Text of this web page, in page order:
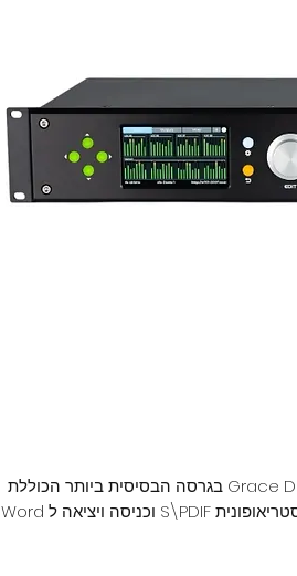
ממשק האודיו M701 של חברת Grace Design בגרסה הבסיסית ביותר הכוללת
8 כניסות ויציאות AES, כניסה ויציאה סטריאופונית S\PDIF וכניסה ויציאה ל Word